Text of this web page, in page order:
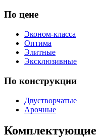
По цене
Эконом-класса
Оптима
Элитные
Эксклюзивные
По конструкции
Двустворчатые
Арочные
Комплектующие